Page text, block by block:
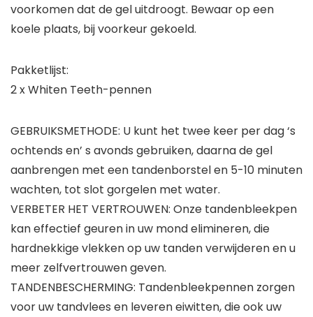
voorkomen dat de gel uitdroogt. Bewaar op een
koele plaats, bij voorkeur gekoeld.
Pakketlijst:
2 x Whiten Teeth-pennen
GEBRUIKSMETHODE: U kunt het twee keer per dag ‘s
ochtends en’ s avonds gebruiken, daarna de gel
aanbrengen met een tandenborstel en 5-10 minuten
wachten, tot slot gorgelen met water.
VERBETER HET VERTROUWEN: Onze tandenbleekpen
kan effectief geuren in uw mond elimineren, die
hardnekkige vlekken op uw tanden verwijderen en u
meer zelfvertrouwen geven.
TANDENBESCHERMING: Tandenbleekpennen zorgen
voor uw tandvlees en leveren eiwitten, die ook uw